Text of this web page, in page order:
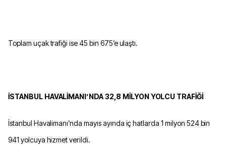
Toplam uçak trafiği ise 45 bin 675’e ulaştı.
İSTANBUL HAVALİMANI’NDA 32,8 MİLYON YOLCU TRAFİĞİ
İstanbul Havalimanı’nda mayıs ayında iç hatlarda 1 milyon 524 bin
941 yolcuya hizmet verildi.